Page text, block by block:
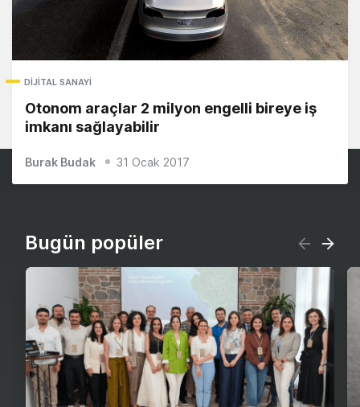
DIJITAL SANAYI
Otonom araçlar 2 milyon engelli bireye iş
imkanı sağlayabilir
Burak Budak 31 Ocak 2017
Bugün popüler